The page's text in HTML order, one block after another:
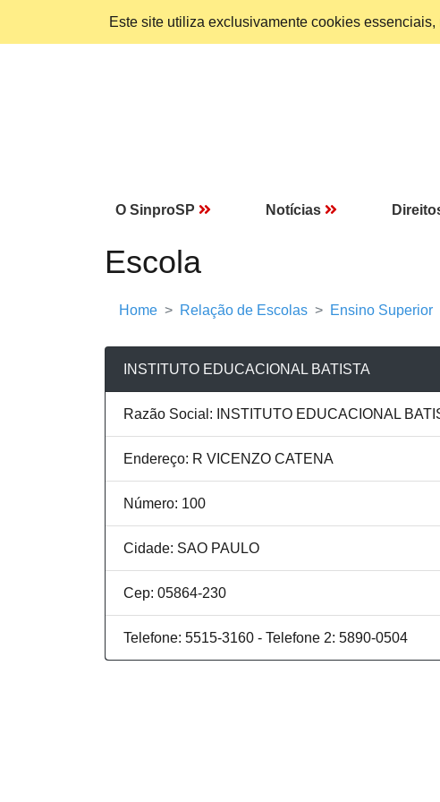
Este site utiliza exclusivamente cookies
O SinproSP Notícias
Escola
Home Relação de Escolas Ensino Superior
INSTITUTO EDUCACIONAL BATISTA
Razão Social: INSTITUTO EDUCACIONAL
Endereço: R VICENZO CATENA
Número: 100
Cidade: SAO PAULO
Cep: 05864-230
Telefone: 5515-3160 - Telefone 2: 5890-0504